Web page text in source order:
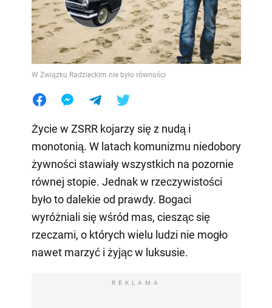
W Związku Radzieckim nie było równości
Życie w ZSRR kojarzy się z nudą i
monotonią. W latach komunizmu niedobory
żywności stawiały wszystkich na pozornie
równej stopie. Jednak w rzeczywistości
było to dalekie od prawdy. Bogaci
wyróżniali się wśród mas, ciesząc się
rzeczami, o których wielu ludzi nie mogło
nawet marzyć i żyjąc w luksusie.
REKLAMA